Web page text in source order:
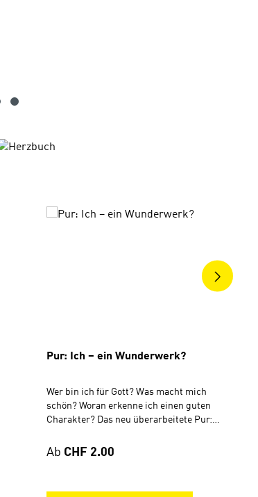
Pur: Ich – ein Wunderwerk?
Wer bin ich für Gott? Was macht mich
schön? Woran erkenne ich einen guten
Charakter? Das neu überarbeitete Pur:
auf der Spur! Willst du wissen, warum du
und entdecke, was Gott dir zu den
Regulärer Preis:
Ab CHF 2.00